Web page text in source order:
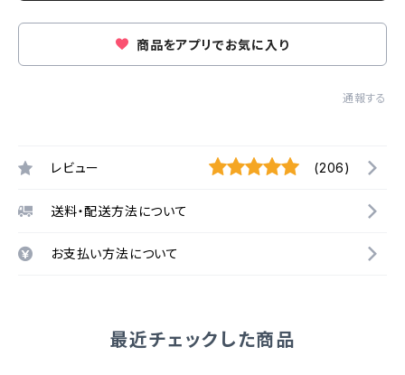
商品をアプリでお気に入り
通報する
レビュー (206)
送料・配送方法について
お支払い方法について
最近チェックした商品